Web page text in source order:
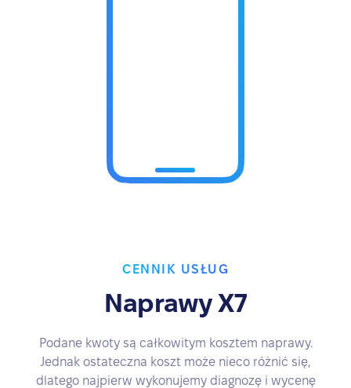
CENNIK USŁUG
Naprawy X7
Podane kwoty są całkowitym kosztem naprawy.
Jednak ostateczna koszt może nieco różnić się,
dlatego najpierw wykonujemy diagnozę i wycenę